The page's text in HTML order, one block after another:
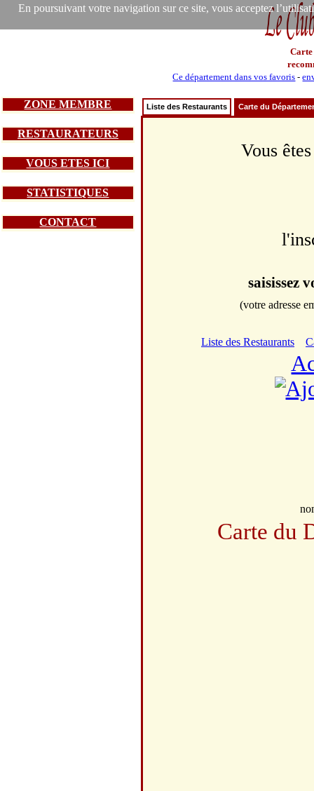
En poursuivant votre navigation sur ce site, vous acceptez
Carte
Ce département dans vos favoris -
ZONE MEMBRE
RESTAURATEURS
VOUS ETES ICI
STATISTIQUES
CONTACT
Liste des Restaurants Carte du
Vous
saisissez
(votre adresse
Liste des Restaurants
Carte du